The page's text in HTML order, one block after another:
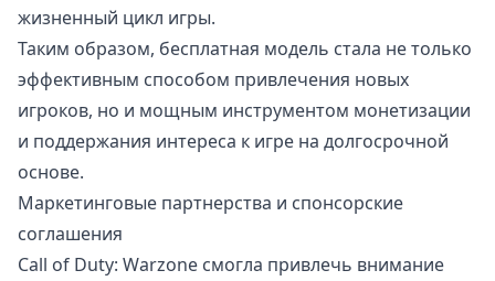
жизненный цикл игры.
Таким образом, бесплатная модель стала не только
эффективным способом привлечения новых
игроков, но и мощным инструментом монетизации
и поддержания интереса к игре на долгосрочной
основе.
Маркетинговые партнерства и спонсорские
соглашения
Call of Duty: Warzone смогла привлечь внимание